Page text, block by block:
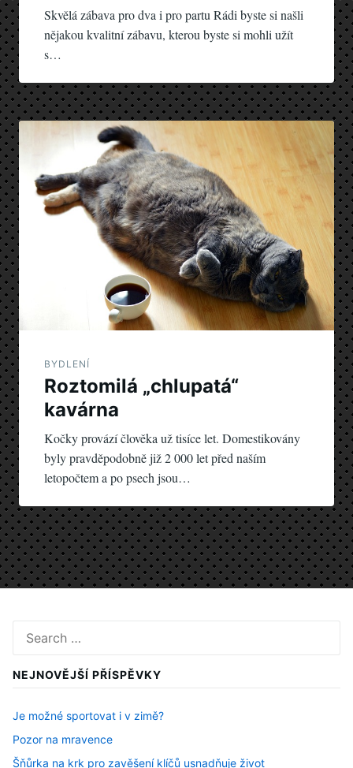
Skvělá zábava pro dva i pro partu Rádi byste si našli
nějakou kvalitní zábavu, kterou byste si mohli užít
s…
BYDLENÍ
Roztomilá „chlupatá“
kavárna
Kočky provází člověka už tisíce let. Domestikovány
byly pravděpodobně již 2 000 let před naším
letopočtem a po psech jsou…
for:
NEJNOVĚJŠÍ PŘÍSPĚVKY
Je možné sportovat i v zimě?
Pozor na mravence
Šňůrka na krk pro zavěšení klíčů usnadňuje život